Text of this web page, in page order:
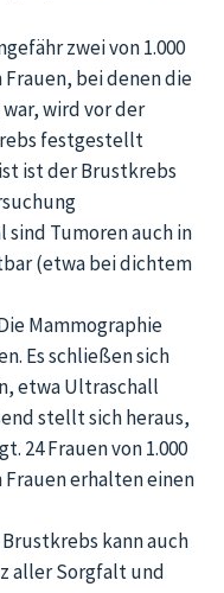
zwei von 1.000
bei denen die
wird vor der
festgestellt
ist der Brustkrebs
sind Tumoren auch in
(etwa bei dichtem
Mammographie
Es schließen sich
etwa Ultraschall
stellt sich heraus,
24 Frauen von 1.000
erhalten einen
Brustkrebs kann auch
aller Sorgfalt und